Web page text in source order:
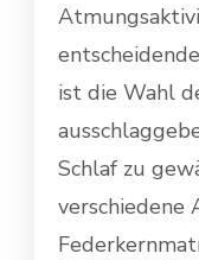
ist die Wahl
Schlaf zu
verschiedene